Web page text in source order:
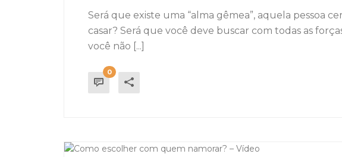
Será que existe uma “alma gêmea”, aquela pessoa
casar? Será que você deve buscar com todas as
você não [...]
0